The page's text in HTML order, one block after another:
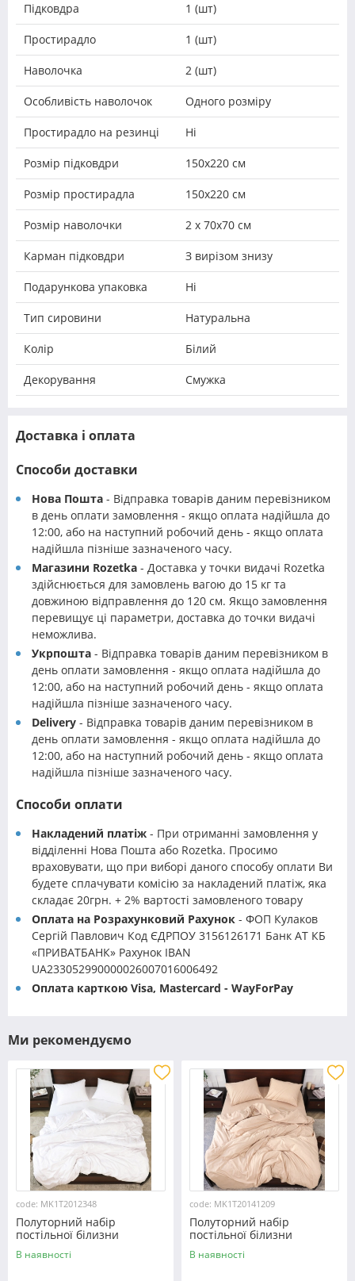
Підковдра 1 (шт)
Простирадло 1 (шт)
Наволочка 2 (шт)
Особливість наволочок Одного розміру
Простирадло на резинці Ні
Розмір підковдри 150х220 см
Розмір простирадла 150х220 см
Розмір наволочки 2 х 70х70 см
Карман підковдри З вирізом знизу
Подарункова упаковка Ні
Тип сировини Натуральна
Колір Білий
Декорування Смужка
Доставка і оплата
Способи доставки
Нова Пошта - Відправка товарів даним перевізником
в день оплати замовлення - якщо оплата надійшла до
12:00, або на наступний робочий день - якщо оплата
надійшла пізніше зазначеного часу.
Магазини Rozetka - Доставка у точки видачі Rozetka
здійснюється для замовлень вагою до 15 кг та
довжиною відправлення до 120 см. Якщо замовлення
перевищує ці параметри, доставка до точки видачі
неможлива.
Укрпошта - Відправка товарів даним перевізником в
день оплати замовлення - якщо оплата надійшла до
12:00, або на наступний робочий день - якщо оплата
надійшла пізніше зазначеного часу.
Delivery - Відправка товарів даним перевізником в
день оплати замовлення - якщо оплата надійшла до
12:00, або на наступний робочий день - якщо оплата
надійшла пізніше зазначеного часу.
Способи оплати
Накладений платіж - При отриманні замовлення у
відділенні Нова Пошта або Rozetka. Просимо
враховувати, що при виборі даного способу оплати Ви
будете сплачувати комісію за накладений платіж, яка
складає 20грн. + 2% вартості замовленого товару
Оплата на Розрахунковий Рахунок - ФОП Кулаков
Сергій Павлович Код ЄДРПОУ 3156126171 Банк АТ КБ
«ПРИВАТБАНК» Рахунок IBAN
UA233052990000026007016006492
Оплата карткою Visa, Mastercard - WayForPay
Ми рекомендуємо
code: MK1T2012348
Полуторний набір
постільної білизни
150*220 із мікрофібри
№2012348 Черешенка™
В наявності
code: MK1T20141209
Полуторний набір
постільної білизни
150*220 із мікрофібри
№20141209 Черешенка™
В наявності